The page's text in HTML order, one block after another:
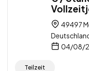
49497
04/08/
Teilzeit